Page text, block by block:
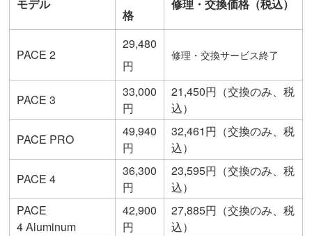
モデル
格
修理・交換価格（税込）
PACE 2
29,480
円
修理・交換サービス終了
PACE 3
33,000
円
21,450円（交換のみ、税
込）
PACE PRO
49,940
円
32,461円（交換のみ、税
込）
PACE 4
36,300
円
23,595円（交換のみ、税
込）
PACE
4 Aluminum
42,900
円
27,885円（交換のみ、税
込）